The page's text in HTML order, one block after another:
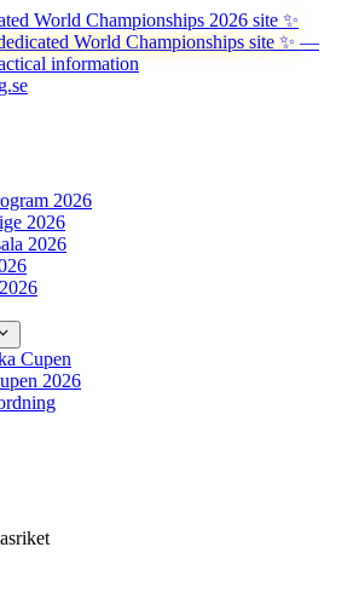
World Championships 2026 site ✨
World Championships site ✨—
information
2026
2026
2026
Cupen
2026